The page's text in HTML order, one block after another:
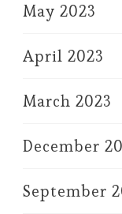
May 2023
April 2023
March 2023
December
September